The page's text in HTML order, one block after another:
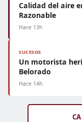
Calidad del aire
Razonable
Hace 13h
SUCESOS
Un motorista
Belorado
Hace 14h